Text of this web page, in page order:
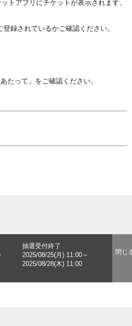
トアプリにチケットが表示されます。
録されているかご確認ください。
たって」をご確認ください。
抽選受付終了
2025/08/25(月) 11:00～
2025/08/28(木) 11:00